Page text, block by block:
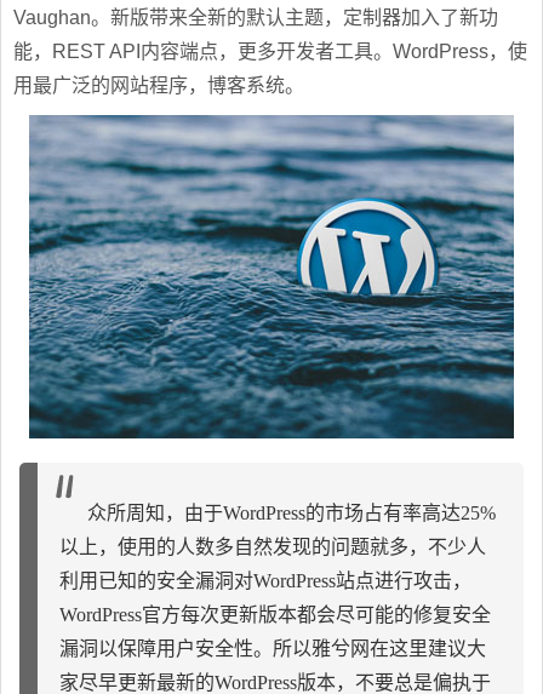
Vaughan。新版带来全新的默认主题，定制器加入了新功
能，REST API内容端点，更多开发者工具。WordPress，使
用最广泛的网站程序，博客系统。
众所周知，由于WordPress的市场占有率高达25%
以上，使用的人数多自然发现的问题就多，不少人
利用已知的安全漏洞对WordPress站点进行攻击，
WordPress官方每次更新版本都会尽可能的修复安全
漏洞以保障用户安全性。所以雅兮网在这里建议大
家尽早更新最新的WordPress版本，不要总是偏执于